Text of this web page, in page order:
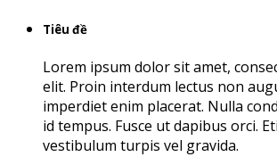
Tiêu đề
Lorem ipsum dolor sit amet,
elit. Proin interdum lectus non
imperdiet enim placerat. Nulla
id tempus. Fusce ut dapibus orci.
vestibulum turpis vel gravida.